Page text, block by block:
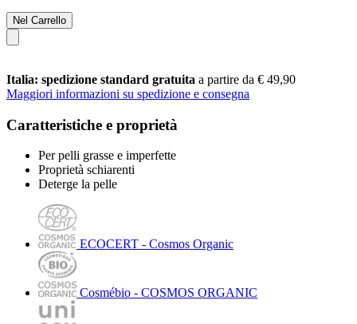
Nel Carrello
Italia: spedizione standard gratuita a partire da € 49,90
Maggiori informazioni su spedizione e consegna
Caratteristiche e proprietà
Per pelli grasse e imperfette
Proprietà schiarenti
Deterge la pelle
ECOCERT - Cosmos Organic
Cosmébio - COSMOS ORGANIC